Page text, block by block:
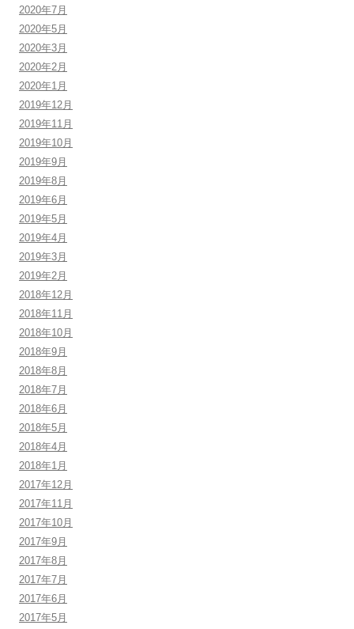
2020年7月
2020年5月
2020年3月
2020年2月
2020年1月
2019年12月
2019年11月
2019年10月
2019年9月
2019年8月
2019年6月
2019年5月
2019年4月
2019年3月
2019年2月
2018年12月
2018年11月
2018年10月
2018年9月
2018年8月
2018年7月
2018年6月
2018年5月
2018年4月
2018年1月
2017年12月
2017年11月
2017年10月
2017年9月
2017年8月
2017年7月
2017年6月
2017年5月